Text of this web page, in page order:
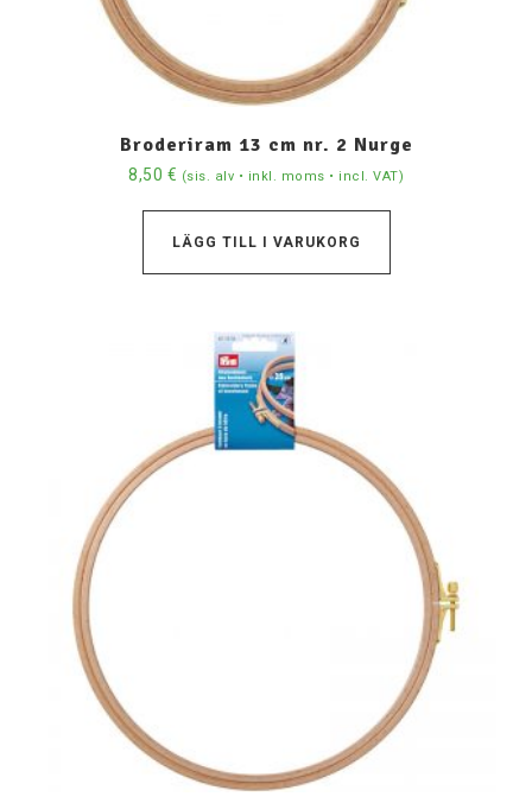
Broderiram 13 cm nr. 2 Nurge
8,50 € (sis. alv • inkl. moms • incl. VAT)
LÄGG TILL I VARUKORG